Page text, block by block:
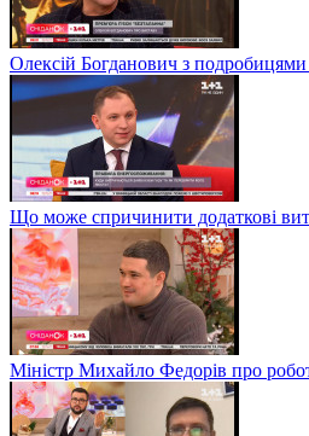
Олексій Богданович з
Що може спричинити додаткові
Міністр Михайло Федорів про